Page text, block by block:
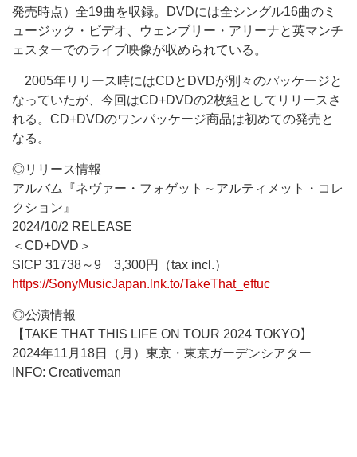
発売時点）全19曲を収録。DVDには全シングル16曲のミ
ュージック・ビデオ、ウェンブリー・アリーナと英マンチ
ェスターでのライブ映像が収められている。
2005年リリース時にはCDとDVDが別々のパッケージと
なっていたが、今回はCD+DVDの2枚組としてリリースさ
れる。CD+DVDのワンパッケージ商品は初めての発売と
なる。
◎リリース情報
アルバム『ネヴァー・フォゲット～アルティメット・コレ
クション』
2024/10/2 RELEASE
＜CD+DVD＞
SICP 31738～9 3,300円（tax incl.）
https://SonyMusicJapan.lnk.to/TakeThat_eftuc
◎公演情報
【TAKE THAT THIS LIFE ON TOUR 2024 TOKYO】
2024年11月18日（月）東京・東京ガーデンシアター
INFO: Creativeman